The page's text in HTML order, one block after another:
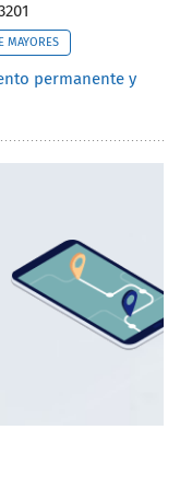
MAYORES
permanente y